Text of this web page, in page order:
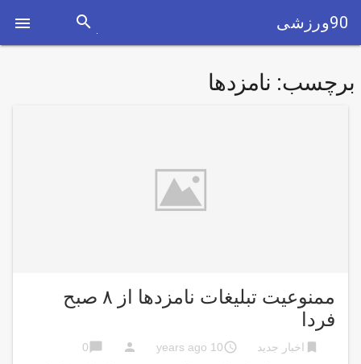
 90ورزشی search
برچسب: نامزدها
ممنوعیت تبلیغات نامزدها از ۸ صبح
فردا
bookmark اخبار جدید access_time
10 years ago
person
chat_bubble
0